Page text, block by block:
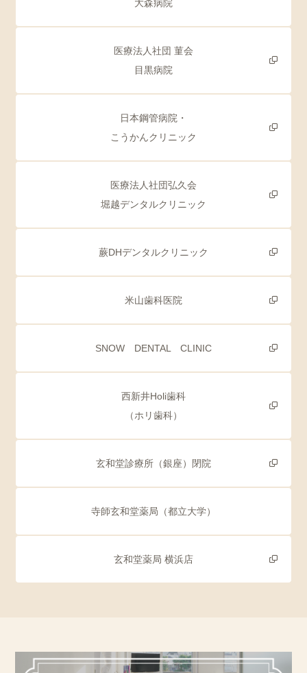
大森病院
医療法人社団 菫会
目黒病院
日本鋼管病院・
こうかんクリニック
医療法人社団弘久会
堀越デンタルクリニック
蕨DHデンタルクリニック
米山歯科医院
SNOW DENTAL CLINIC
西新井Holi歯科
（ホリ歯科）
玄和堂診療所（銀座）閉院
寺師玄和堂薬局（都立大学）
玄和堂薬局 横浜店